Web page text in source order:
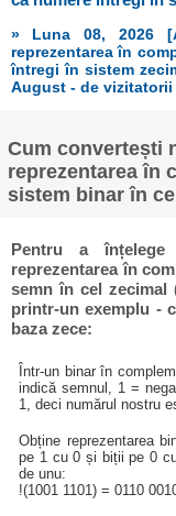
» Luna 08, 2026
reprezentarea în
întregi în sistem
August - de
Cum convertești
reprezentarea în
sistem binar în
Pentru a
reprezentarea în
semn în cel zecimal
printr-un exemplu -
baza zece:
Într-un binar în
indică semnul, 1 =
1, deci numărul nostru
Obține reprezentarea
pe 1 cu 0 și biții pe 0
de unu:
!(1001 1101) = 0110